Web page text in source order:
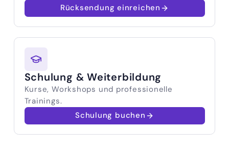
Rücksendung einreichen
Schulung & Weiterbildung
Kurse, Workshops und professionelle
Trainings.
Schulung buchen